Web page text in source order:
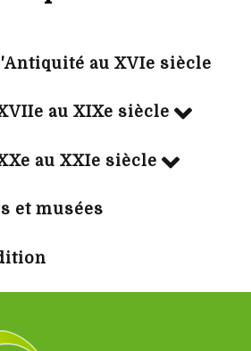
au XVIe siècle
au XIXe siècle
au XXIe siècle
et musées